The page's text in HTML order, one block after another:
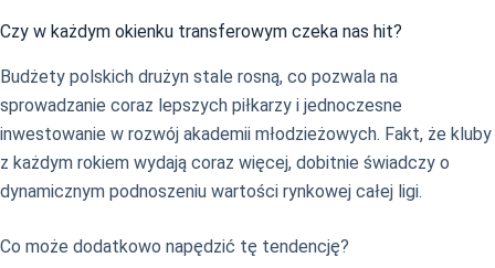
Czy w każdym okienku transferowym czeka nas hit?
Budżety polskich drużyn stale rosną, co pozwala na
sprowadzanie coraz lepszych piłkarzy i jednoczesne
inwestowanie w rozwój akademii młodzieżowych. Fakt, że kluby
z każdym rokiem wydają coraz więcej, dobitnie świadczy o
dynamicznym podnoszeniu wartości rynkowej całej ligi.
Co może dodatkowo napędzić tę tendencję?